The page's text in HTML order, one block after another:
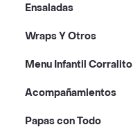
Ensaladas
Wraps Y Otros
Menu Infantil Corralito
Acompañamientos
Papas con Todo